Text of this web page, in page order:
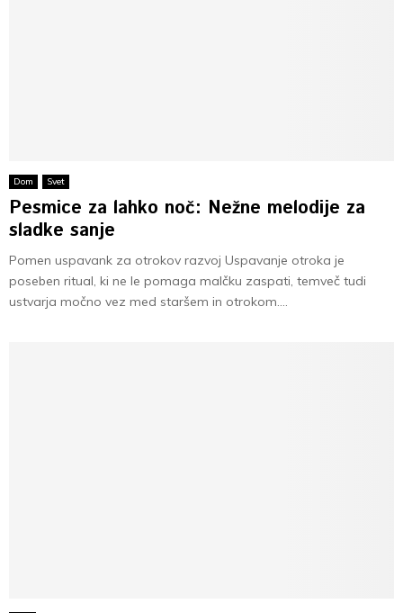
Dom Svet
Pesmice za lahko noč: Nežne melodije za
sladke sanje
Pomen uspavank za otrokov razvoj Uspavanje otroka je
poseben ritual, ki ne le pomaga malčku zaspati, temveč tudi
ustvarja močno vez med staršem in otrokom....